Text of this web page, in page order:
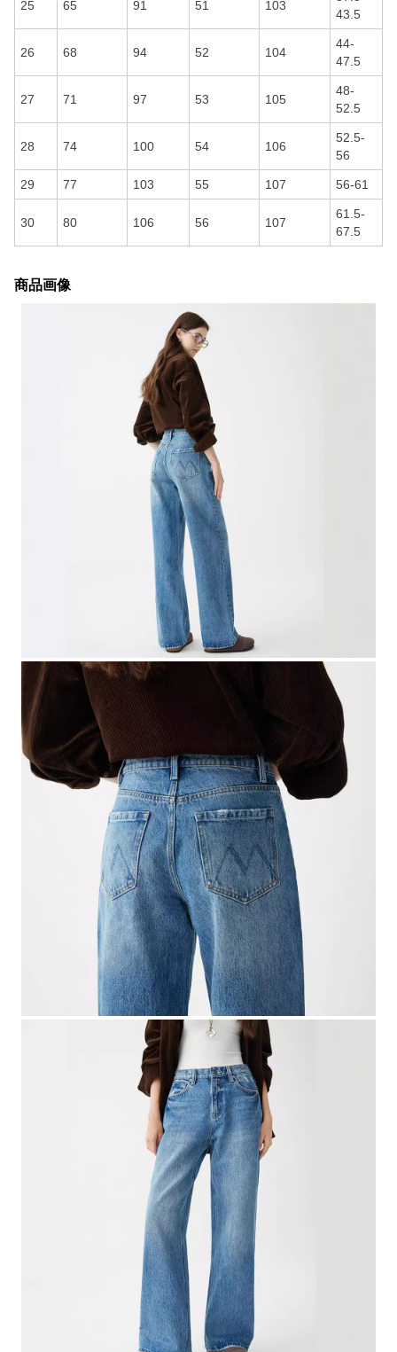
25 65 91 51 103
43.5
26 68 94 52 104
44-
47.5
27 71 97 53 105
48-
52.5
28 74 100 54 106
52.5-
56
29 77 103 55 107 56-61
30 80 106 56 107
61.5-
67.5
商品画像